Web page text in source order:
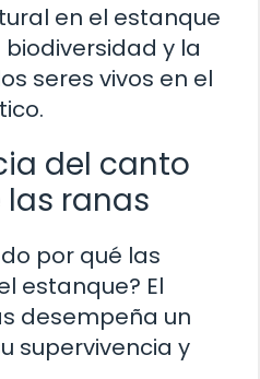
en el estanque
y la
seres vivos en el
del canto
ranas
por qué las
estanque? El
desempeña un
supervivencia y